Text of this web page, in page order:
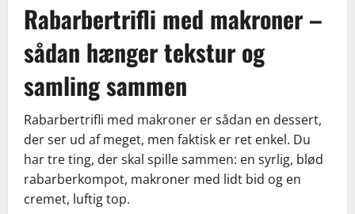
Rabarbertrifli med makroner –
sådan hænger tekstur og
samling sammen
Rabarbertrifli med makroner er sådan en dessert,
der ser ud af meget, men faktisk er ret enkel. Du
har tre ting, der skal spille sammen: en syrlig, blød
rabarberkompot, makroner med lidt bid og en
cremet, luftig top.